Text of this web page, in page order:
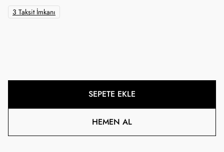
3 Taksit İmkanı
SEPETE EKLE
HEMEN AL